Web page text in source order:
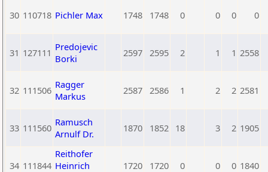
30 110718 Pichler Max 1748 1748 0 0 0 0
31 127111 Predojevic
Borki
2597 2595 2 1 1 2558
32 111506 Ragger
Markus
2587 2586 1 2 2 2581
33 111560 Ramusch
Arnulf Dr.
1870 1852 18 3 2 1905
34 111844
Reithofer
Heinrich
1720 1720 0 0 0 1840